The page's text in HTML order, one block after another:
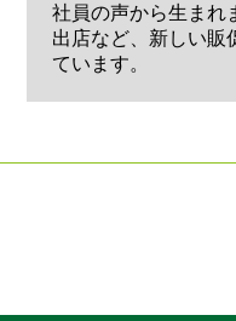
社員の声から生まれ
出店など、新しい販
ています。